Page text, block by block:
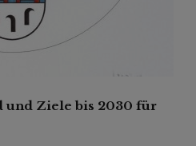
und Ziele bis 2030 für